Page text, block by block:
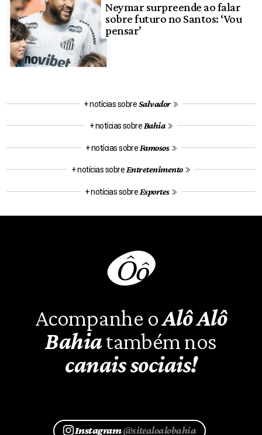
Neymar surpreende ao falar
sobre futuro no Santos: ‘Vou
pensar’
+ notícias sobreSalvador
+ notícias sobre Bahia
+ notícias sobre Famosos
+ notícias sobre Entretenimento
+ notícias sobre Esportes
Acompanhe oAlô Alô
Bahiatambém nos
canais sociais!
Instagram@sitealoalobahia